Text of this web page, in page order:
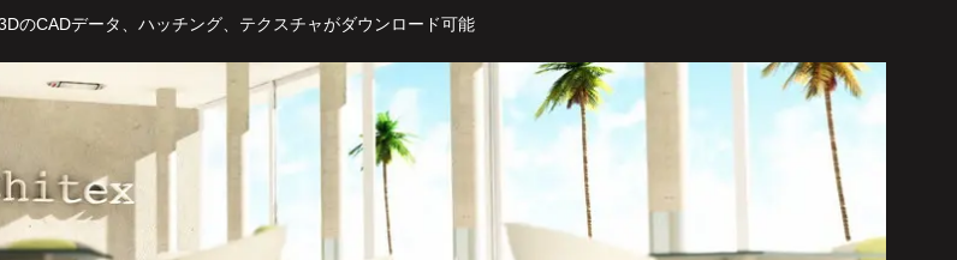
のCADデータ、ハッチング、テクスチャがダウンロード可能